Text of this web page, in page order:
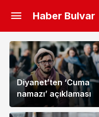
Haber Bulvar
Diyanet’ten ‘Cuma
namazı’ açıklaması